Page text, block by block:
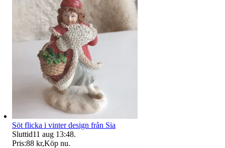
Söt flicka i vinter design från Sia
Sluttid11 aug 13:48.
Pris:88 kr,Köp nu.